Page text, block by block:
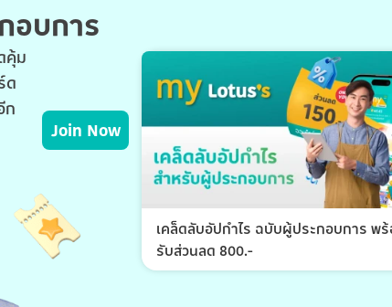
อบการ
คุ้ม
ด
ก
Join Now
เคล็ดลับอัปกำไร ฉบับผู้ประกอบการ พ
รับส่วนลด 800.-